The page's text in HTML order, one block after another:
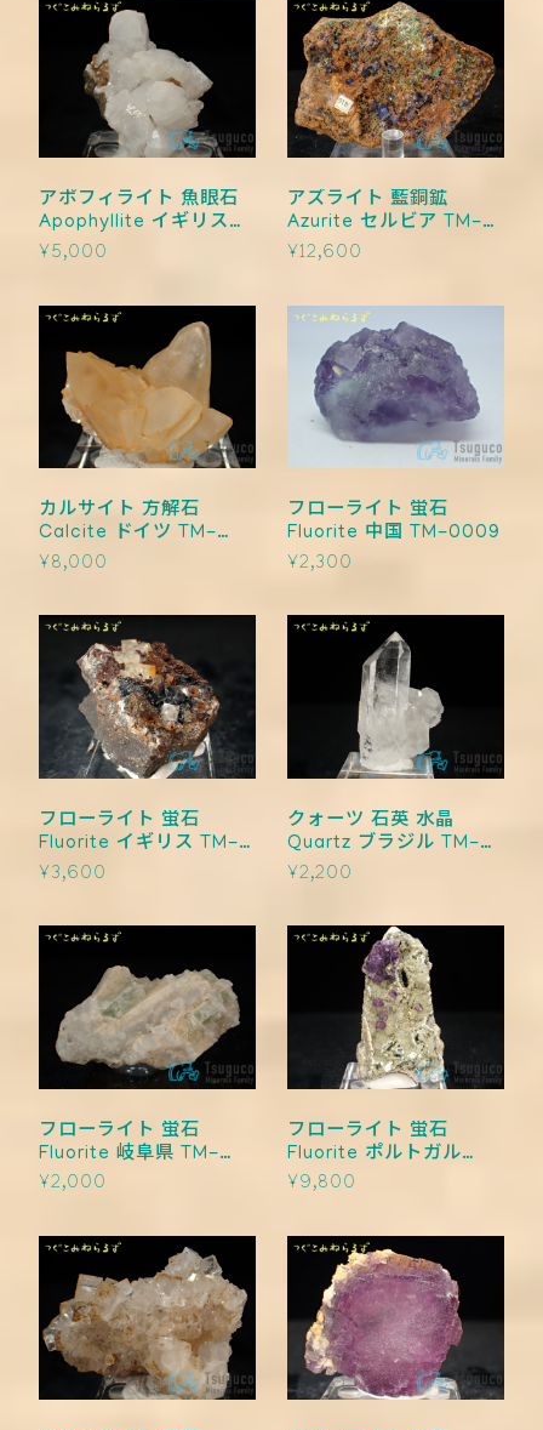
アポフィライト 魚眼石
Apophyllite イギリス
TM-0012
¥5,000
アズライト 藍銅鉱
Azurite セルビア TM-
0011
¥12,600
カルサイト 方解石
Calcite ドイツ TM-
0010
¥8,000
フローライト 蛍石
Fluorite 中国 TM-0009
¥2,300
フローライト 蛍石
Fluorite イギリス TM-
0008
¥3,600
クォーツ 石英 水晶
Quartz ブラジル TM-
0007
¥2,200
フローライト 蛍石
Fluorite 岐阜県 TM-
0006
¥2,000
フローライト 蛍石
Fluorite ポルトガル
TM-0005
¥9,800